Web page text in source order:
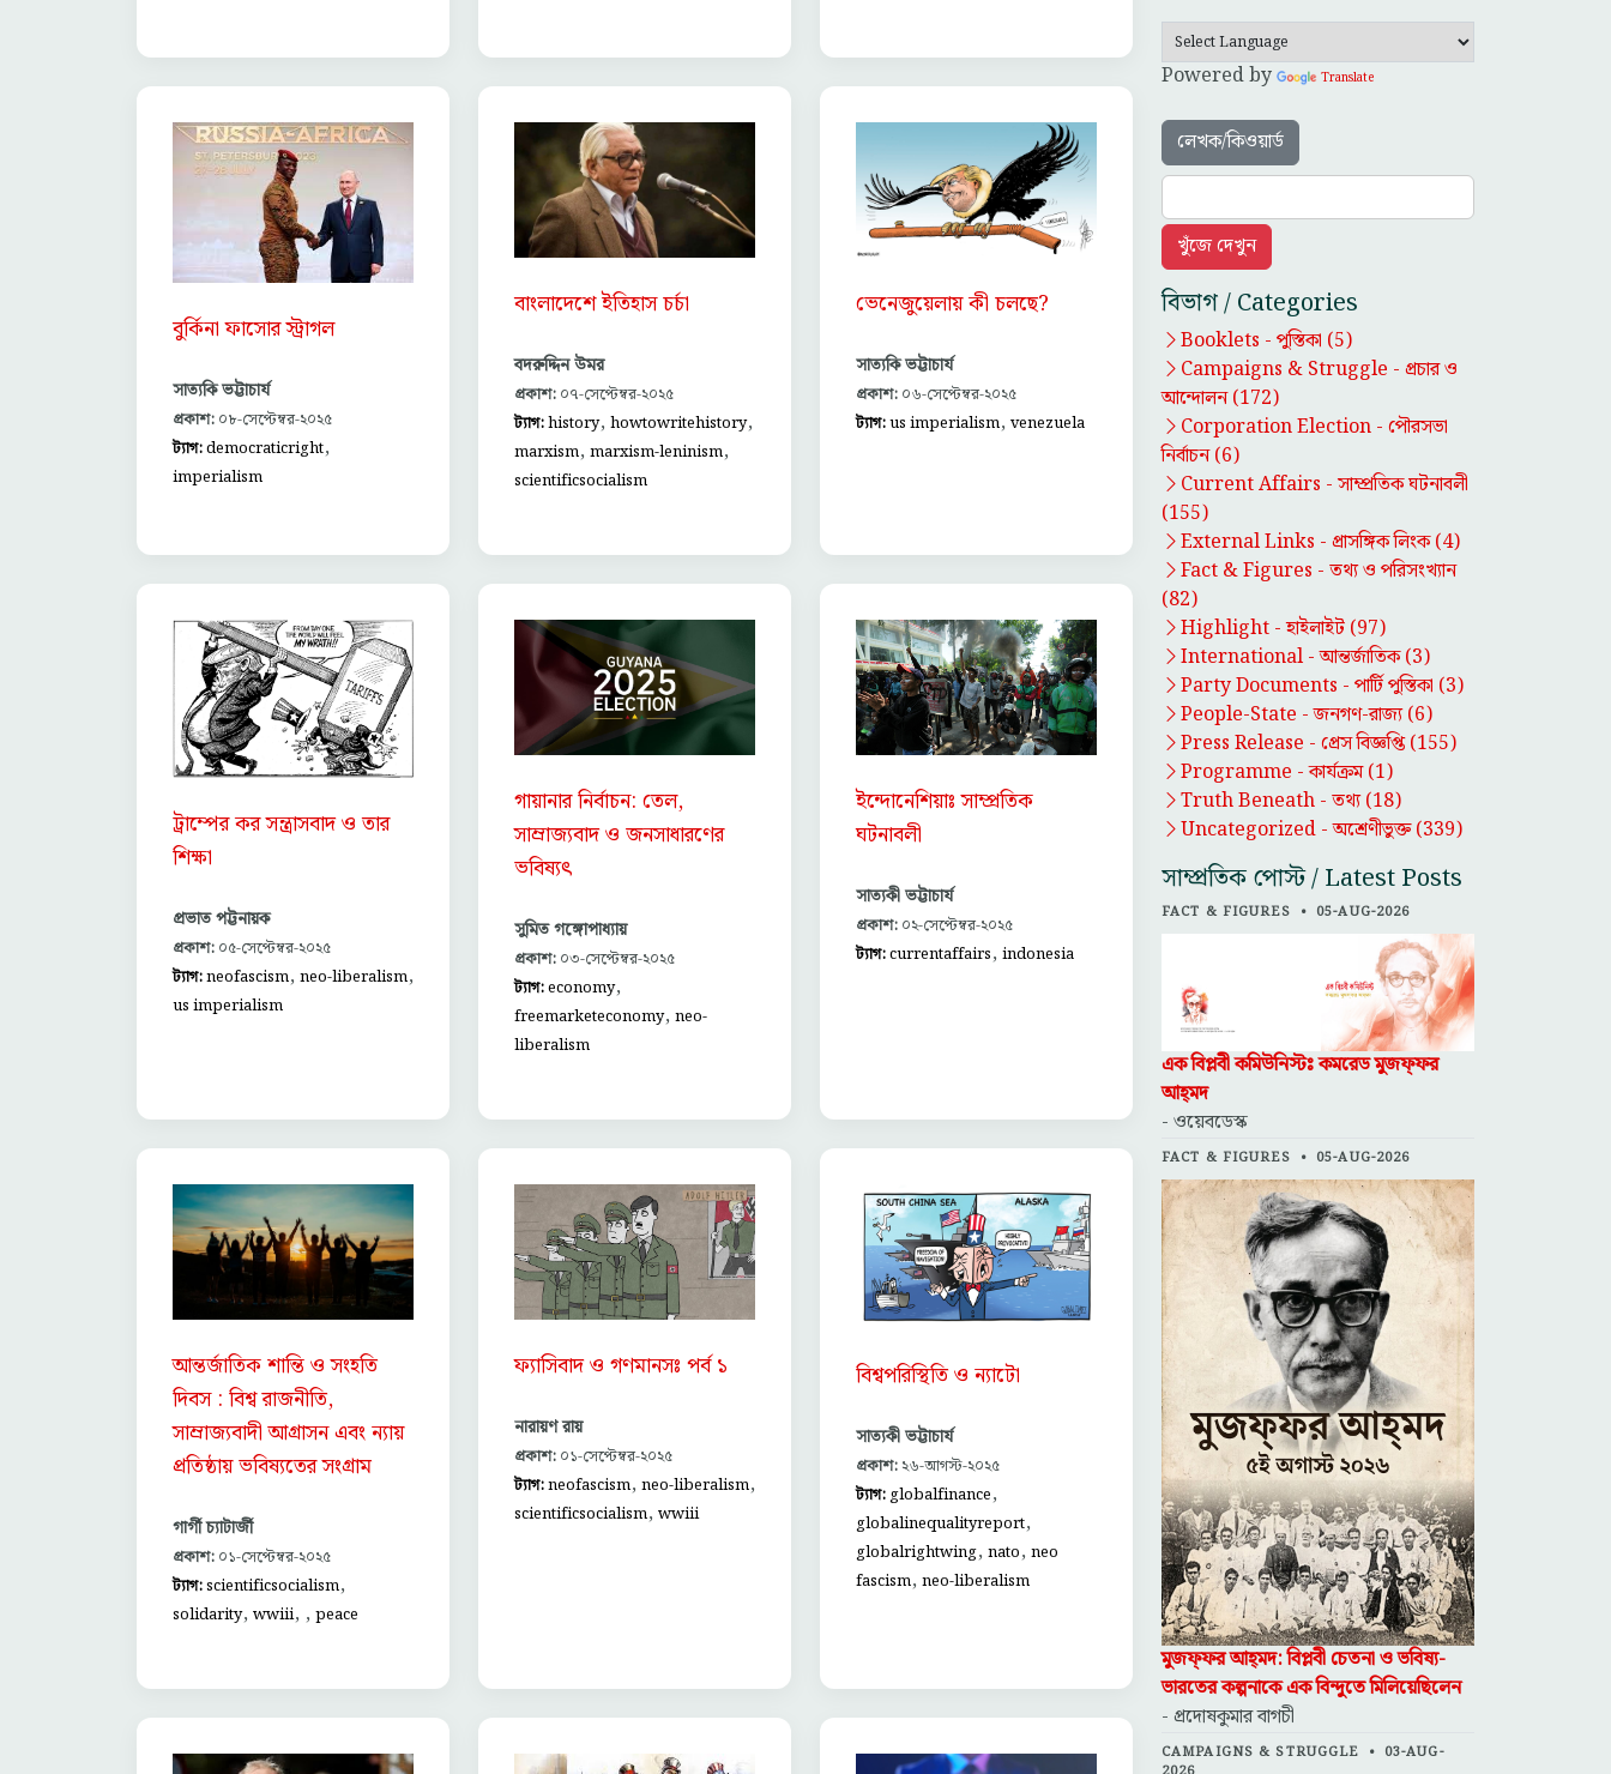
বুর্কিনা ফাসোর স্ট্রাগল
সাত্যকি ভট্টাচার্য
প্রকাশ: ০৮-সেপ্টেম্বর-২০২৫
ট্যাগ:democraticright,
imperialism
বাংলাদেশে ইতিহাস চর্চা
বদরুদ্দিন উমর
প্রকাশ:০৭-সেপ্টেম্বর-২০২৫
ট্যাগ:history, howtowritehistory,
marxism, marxism-leninism,
scientificsocialism
ভেনেজুয়েলায় কী চলছে?
সাত্যকি ভট্টাচার্য
প্রকাশ:০৬-সেপ্টেম্বর-২০২৫
ট্যাগ:us imperialism, venezuela
ট্রাম্পের কর সন্ত্রাসবাদ ও তার
শিক্ষা
প্রভাত পট্টনায়ক
প্রকাশ: ০৫-সেপ্টেম্বর-২০২৫
ট্যাগ:neofascism, neo-liberalism,
us imperialism
গায়ানার নির্বাচন: তেল,
সাম্রাজ্যবাদ ও জনসাধারণের
ভবিষ্যৎ
সুমিত গঙ্গোপাধ্যায়
প্রকাশ:০৩-সেপ্টেম্বর-২০২৫
ট্যাগ:economy,
freemarketeconomy, neo-
liberalism
ইন্দোনেশিয়াঃ সাম্প্রতিক
ঘটনাবলী
সাত্যকী ভট্টাচার্য
প্রকাশ:০২-সেপ্টেম্বর-২০২৫
ট্যাগ:currentaffairs, indonesia
আন্তর্জাতিক শান্তি ও সংহতি
দিবস : বিশ্ব রাজনীতি,
সাম্রাজ্যবাদী আগ্রাসন এবং ন্যায়
প্রতিষ্ঠায় ভবিষ্যতের সংগ্রাম
গার্গী চ্যাটার্জী
প্রকাশ: ০১-সেপ্টেম্বর-২০২৫
ট্যাগ:scientificsocialism,
solidarity, wwiii, , peace
ফ্যাসিবাদ ও গণমানসঃ পর্ব ১
নারায়ণ রায়
প্রকাশ:০১-সেপ্টেম্বর-২০২৫
ট্যাগ:neofascism, neo-liberalism,
scientificsocialism, wwiii
বিশ্বপরিস্থিতি ও ন্যাটো
সাত্যকী ভট্টাচার্য
প্রকাশ:২৬-আগস্ট-২০২৫
ট্যাগ: globalfinance,
globalinequalityreport,
globalrightwing, nato, neo
fascism, neo-liberalism
Powered by Translate
লেখক/কিওয়ার্ড
বিভাগ / Categories
Booklets - পুস্তিকা (5)
Campaigns & Struggle - প্রচার ও
আন্দোলন(172)
Corporation Election - পৌরসভা
নির্বাচন(6)
Current Affairs - সাম্প্রতিক ঘটনাবলী
(155)
External Links - প্রাসঙ্গিক লিংক(4)
Fact & Figures - তথ্য ও পরিসংখ্যান
(82)
Highlight -হাইলাইট (97)
International -আন্তর্জাতিক(3)
Party Documents - পার্টি পুস্তিকা (3)
People-State -জনগণ-রাজ্য(6)
Press Release - প্রেস বিজ্ঞপ্তি(155)
Programme -কার্যক্রম(1)
Truth Beneath - তথ্য(18)
Uncategorized -অশ্রেণীভুক্ত(339)
সাম্প্রতিক পোস্ট / Latest Posts
FACT & FIGURES • 05-AUG-2026
এক বিপ্লবী কমিউনিস্টঃ কমরেড মুজফ্‌ফর
আহ্‌মদ
- ওয়েবডেস্ক
FACT & FIGURES • 05-AUG-2026
মুজফ্‌ফর আহ্‌মদ: বিপ্লবী চেতনা ও ভবিষ্য-
ভারতের কল্পনাকে এক বিন্দুতে মিলিয়েছিলেন
- প্রদোষকুমার বাগচী
CAMPAIGNS & STRUGGLE • 03-AUG-